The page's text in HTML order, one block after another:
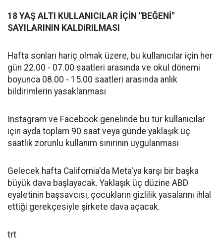
18 YAŞ ALTI KULLANICILAR İÇİN "BEĞENİ"
SAYILARININ KALDIRILMASI
Hafta sonları hariç olmak üzere, bu kullanıcılar için her
gün 22.00 - 07.00 saatleri arasında ve okul dönemi
boyunca 08.00 - 15.00 saatleri arasında anlık
bildirimlerin yasaklanması
Instagram ve Facebook genelinde bu tür kullanıcılar
için ayda toplam 90 saat veya günde yaklaşık üç
saatlik zorunlu kullanım sınırının uygulanması
Gelecek hafta California'da Meta'ya karşı bir başka
büyük dava başlayacak. Yaklaşık üç düzine ABD
eyaletinin başsavcısı, çocukların gizlilik yasalarını ihlal
ettiği gerekçesiyle şirkete dava açacak.
trt